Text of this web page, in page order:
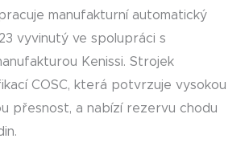
manufakturní automatický
vyvinutý ve spolupráci s
Kenissi. Strojek
COSC, která potvrzuje vysokou
přesnost, a nabízí rezervu chodu